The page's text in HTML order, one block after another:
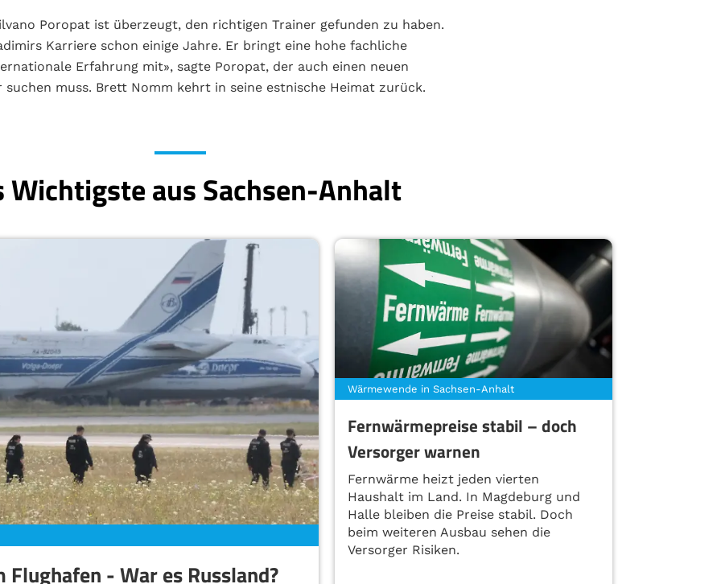
Poropat ist überzeugt, den richtigen Trainer gefunden zu haben.
Karriere schon einige Jahre. Er bringt eine hohe fachliche
Erfahrung mit», sagte Poropat, der auch einen neuen
suchen muss. Brett Nomm kehrt in seine estnische Heimat zurück.
Wichtigste aus Sachsen-Anhalt
- War es Russland?
Wärmewende in Sachsen-Anhalt
Fernwärmepreise stabil – doch
Versorger warnen
Fernwärme heizt jeden vierten
Haushalt im Land. In Magdeburg und
Halle bleiben die Preise stabil. Doch
beim weiteren Ausbau sehen die
Versorger Risiken.